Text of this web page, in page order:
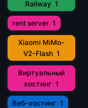
Railway 1
rent server 1
Xiaomi MiMo-
V2-Flash 1
Виртуальный
хостинг 1
Веб-хостинг 1